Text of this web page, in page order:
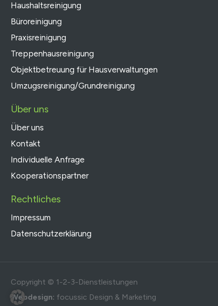
Haushaltsreinigung
Büroreinigung
Praxisreinigung
Treppenhausreinigung
Objektbetreuung für Hausverwaltungen
Umzugsreinigung/Grundreinigung
Über uns
Über uns
Kontakt
Individuelle Anfrage
Kooperationspartner
Rechtliches
Impressum
Datenschutzerklärung
Copyright © 1-2-3-Dienstleistungen
Webdesign: focussic Design & Marketing